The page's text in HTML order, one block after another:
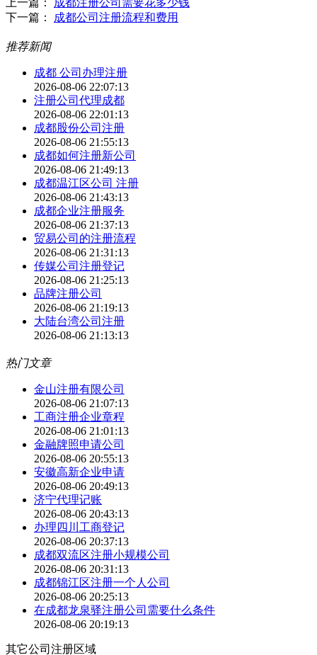
上一篇：
成都注册公司需要花多少钱
下一篇：
成都公司注册流程和费用
推荐新闻
成都 公司办理注册
2026-08-06 22:07:13
注册公司代理成都
2026-08-06 22:01:13
成都股份公司注册
2026-08-06 21:55:13
成都如何注册新公司
2026-08-06 21:49:13
成都温江区公司 注册
2026-08-06 21:43:13
成都企业注册服务
2026-08-06 21:37:13
贸易公司的注册流程
2026-08-06 21:31:13
传媒公司注册登记
2026-08-06 21:25:13
品牌注册公司
2026-08-06 21:19:13
大陆台湾公司注册
2026-08-06 21:13:13
热门文章
金山注册有限公司
2026-08-06 21:07:13
工商注册企业章程
2026-08-06 21:01:13
金融牌照申请公司
2026-08-06 20:55:13
安徽高新企业申请
2026-08-06 20:49:13
济宁代理记账
2026-08-06 20:43:13
办理四川工商登记
2026-08-06 20:37:13
成都双流区注册小规模公司
2026-08-06 20:31:13
成都锦江区注册一个人公司
2026-08-06 20:25:13
在成都龙泉驿注册公司需要什么条件
2026-08-06 20:19:13
其它公司注册区域